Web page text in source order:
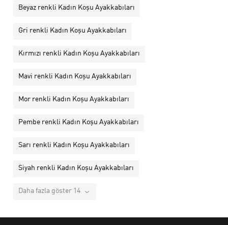
Beyaz renkli Kadın Koşu Ayakkabıları
Gri renkli Kadın Koşu Ayakkabıları
Kırmızı renkli Kadın Koşu Ayakkabıları
Mavi renkli Kadın Koşu Ayakkabıları
Mor renkli Kadın Koşu Ayakkabıları
Pembe renkli Kadın Koşu Ayakkabıları
Sarı renkli Kadın Koşu Ayakkabıları
Siyah renkli Kadın Koşu Ayakkabıları
Daha fazla göster 14